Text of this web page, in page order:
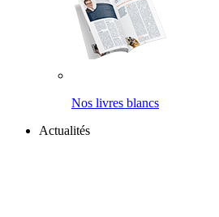
Nos livres blancs
Actualités